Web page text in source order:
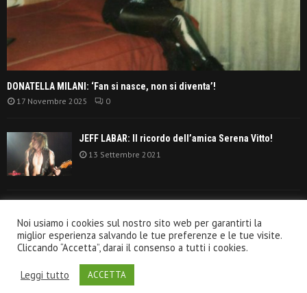
DONATELLA MILANI: ‘Fan si nasce, non si diventa’!
17 Novembre 2025 0
JEFF LABAR: Il ricordo dell’amica Serena Vitto!
13 Settembre 2021
settanta’!
30 Giugno 2021
Noi usiamo i cookies sul nostro sito web per garantirti la
miglior esperienza salvando le tue preferenze e le tue visite.
Cliccando “Accetta”, darai il consenso a tutti i cookies.
Leggi tutto ACCETTA